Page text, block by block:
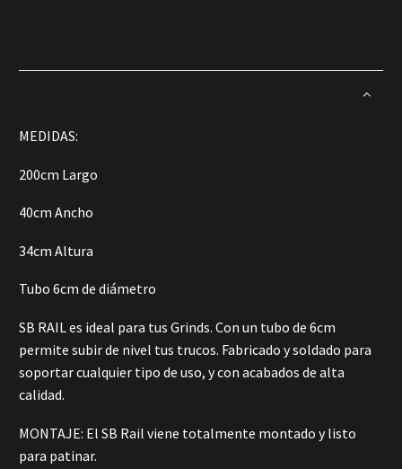
MEDIDAS:
200cm Largo
40cm Ancho
34cm Altura
Tubo 6cm de diámetro
SB RAIL es ideal para tus Grinds. Con un tubo de 6cm
permite subir de nivel tus trucos. Fabricado y soldado para
soportar cualquier tipo de uso, y con acabados de alta
calidad.
MONTAJE: El SB Rail viene totalmente montado y listo
para patinar.